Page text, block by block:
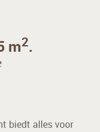
m2.
biedt alles voor